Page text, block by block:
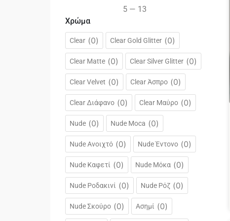
5 — 13
Χρώμα
Clear (0) Clear Gold Glitter (0)
Clear Matte (0) Clear Silver Glitter (0)
Clear Velvet (0) Clear Άσπρο (0)
Clear Διάφανο (0) Clear Μαύρο (0)
Nude (0) Nude Moca (0)
Nude Ανοιχτό (0) Nude Έντονο (0)
Nude Καφετί (0) Nude Μόκα (0)
Nude Ροδακινί (0) Nude Ρόζ (0)
Nude Σκούρο (0) Ασημί (0)